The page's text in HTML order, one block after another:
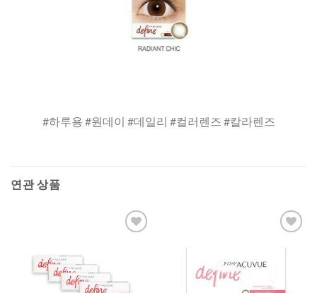
#하루용 #원데이 #데일리 #컬러렌즈 #칼라렌즈
연관 상품